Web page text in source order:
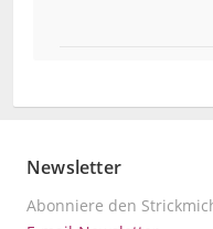
Newsletter
Abonniere den